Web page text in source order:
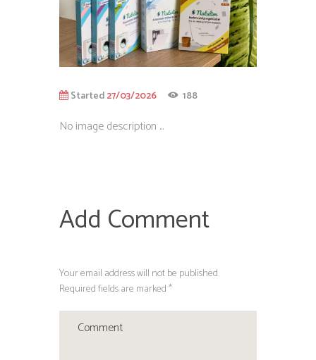
Started27/03/2026 188
No image description ...
Add Comment
Your email address will not be published.
Required fields are marked *